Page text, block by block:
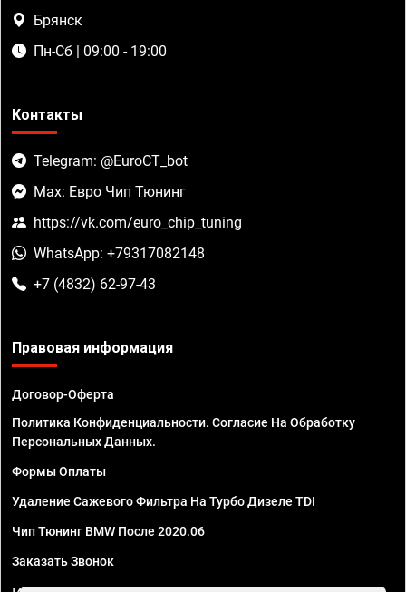
Брянск
Пн-Сб | 09:00 - 19:00
Контакты
Telegram: @EuroCT_bot
Max: Евро Чип Тюнинг
https://vk.com/euro_chip_tuning
WhatsApp: +79317082148
+7 (4832) 62-97-43
Правовая информация
Договор-Оферта
Политика Конфиденциальности. Согласие На Обработку
Персональных Данных.
Формы Оплаты
Удаление Сажевого Фильтра На Турбо Дизеле TDI
Чип Тюнинг BMW После 2020.06
Заказать Звонок